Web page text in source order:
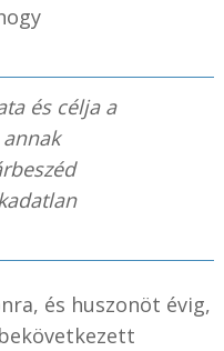
és célja a
és huszonöt évig,